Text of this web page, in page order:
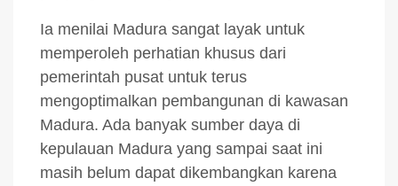
Ia menilai Madura sangat layak untuk
memperoleh perhatian khusus dari
pemerintah pusat untuk terus
mengoptimalkan pembangunan di kawasan
Madura. Ada banyak sumber daya di
kepulauan Madura yang sampai saat ini
masih belum dapat dikembangkan karena